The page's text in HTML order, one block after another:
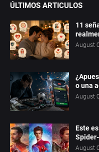
ÚLTIMOS ARTICULOS
11
August
o una
August
Este
August